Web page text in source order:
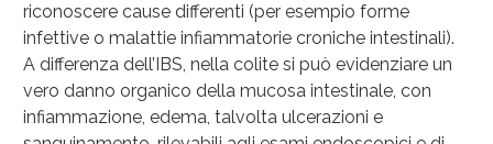
riconoscere cause differenti (per esempio forme
infettive o malattie infiammatorie croniche intestinali).
A differenza dell’IBS, nella colite si può evidenziare un
vero danno organico della mucosa intestinale, con
infiammazione, edema, talvolta ulcerazioni e